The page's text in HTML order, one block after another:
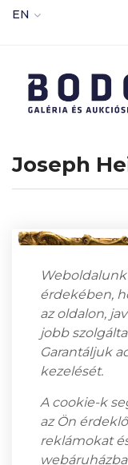
EN
Joseph
érdekében,
az oldalon,
jobb
Garantáljuk
kezelését.
A cookie-k
az Ön
reklámokat